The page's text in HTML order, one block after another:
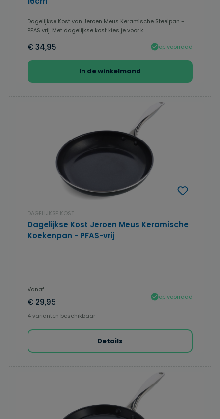
Dagelijkse Kost van Jeroen Meus Keramische Steelpan -
PFAS vrij. Met dagelijkse kost kies je voor k...
€ 34,95 op voorraad
In de winkelmand
DAGELIJKSE KOST
Dagelijkse Kost Jeroen Meus Keramische
Koekenpan - PFAS-vrij
Vanaf
€ 29,95
op voorraad
4 varianten beschikbaar
Details